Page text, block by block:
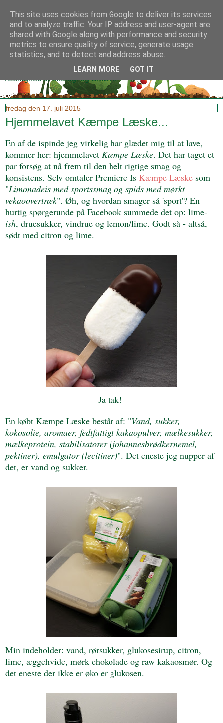
Klidmoster.dk
Kærlighed til økologi og SMØR!
fredag den 17. juli 2015
Hjemmelavet Kæmpe Læske...
En af de ispinde jeg virkelig har glædet mig til at lave,
kommer her: hjemmelavet Kæmpe Læske. Det har taget et
par forsøg at nå frem til den helt rigtige smag og
konsistens. Selv omtaler Premiere Is Kæmpe Læske som
"Limonadeis med sportssmag og spids med mørkt
vekaoovertræk". Øh, og hvordan smager så 'sport'? En
hurtig spørgerunde på Facebook summede det op: lime-
ish, druesukker, vindrue og lemon/lime. Godt så - altså,
sødt med citron og lime.
Ja tak!
En købt Kæmpe Læske består af: "Vand, sukker,
kokosolie, aromaer, fedtfattigt kakaopulver, mælkesukker,
mælkeprotein, stabilisatorer (johannesbrødkernemel,
pektiner), emulgator (lecitiner)". Det eneste jeg nupper af
det, er vand og sukker.
Min indeholder: vand, rørsukker, glukosesirup, citron,
lime, æggehvide, mørk chokolade og raw kakaosmør. Og
det eneste der ikke er øko er glukosen.
This site uses cookies from Google to deliver its services
and to analyze traffic. Your IP address and user-agent are
shared with Google along with performance and security
metrics to ensure quality of service, generate usage
statistics, and to detect and address abuse.
LEARN MORE GOT IT